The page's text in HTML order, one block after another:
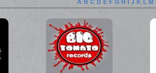
A B C D E F G H I J K L M